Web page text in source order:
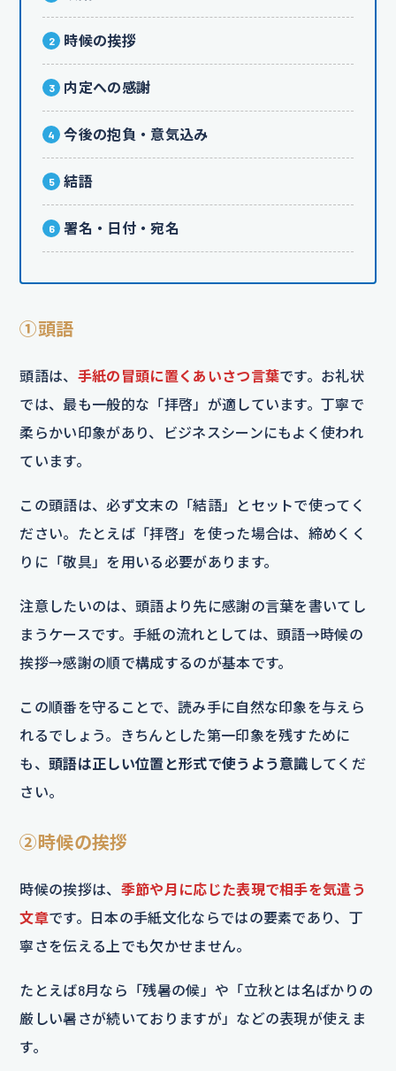
時候の挨拶
内定への感謝
今後の抱負・意気込み
結語
署名・日付・宛名
①頭語
頭語は、 手紙の冒頭に置くあいさつ言葉です。お礼状
では、最も一般的な「拝啓」が適しています。丁寧で
柔らかい印象があり、ビジネスシーンにもよく使われ
ています。
この頭語は、必ず文末の「結語」とセットで使ってく
ださい。たとえば「拝啓」を使った場合は、締めくく
りに「敬具」を用いる必要があります。
注意したいのは、頭語より先に感謝の言葉を書いてし
まうケースです。手紙の流れとしては、頭語→時候の
挨拶→感謝の順で構成するのが基本です。
この順番を守ることで、読み手に自然な印象を与えら
れるでしょう。きちんとした第一印象を残すために
も、頭語は正しい位置と形式で使うよう意識 してくだ
さい。
②時候の挨拶
時候の挨拶は、 季節や月に応じた表現で相手を気遣う
文章です。日本の手紙文化ならではの要素であり、丁
寧さを伝える上でも欠かせません。
たとえば8月なら「残暑の候」や「立秋とは名ばかりの
厳しい暑さが続いておりますが」などの表現が使えま
す。